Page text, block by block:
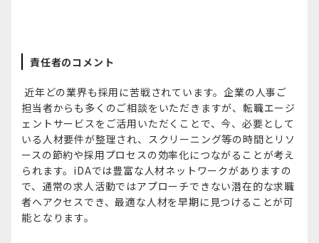
責任者のコメント
近年どの業界も採用に苦戦されています。企業の人事ご
担当者からも多くのご相談をいただきますが、転職エージ
ェントサービスをご活用いただくことで、今、必要として
いる人材要件が整理され、スクリーニング等の時間とリソ
ースの節約や採用プロセスの効率化につながることが考え
られます。iDAでは豊富な人材ネットワークがありますの
で、通常の求人活動ではアプローチできない潜在的な求職
者へアクセスでき、最適な人材を早期に見つけることが可
能となります。